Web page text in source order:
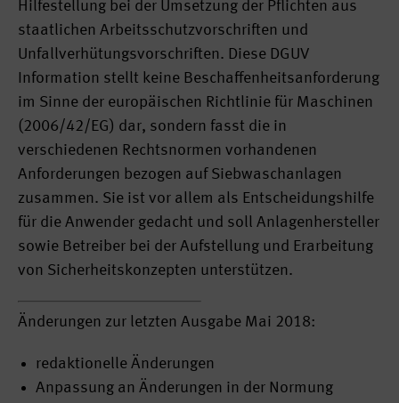
Hilfestellung bei der Umsetzung der Pflichten aus
staatlichen Arbeitsschutzvorschriften und
Unfallverhütungsvorschriften. Diese DGUV
Information stellt keine Beschaffenheitsanforderung
im Sinne der europäischen Richtlinie für Maschinen
(2006/42/EG) dar, sondern fasst die in
verschiedenen Rechtsnormen vorhandenen
Anforderungen bezogen auf Siebwaschanlagen
zusammen. Sie ist vor allem als Entscheidungshilfe
für die Anwender gedacht und soll Anlagenhersteller
sowie Betreiber bei der Aufstellung und Erarbeitung
von Sicherheitskonzepten unterstützen.
Änderungen zur letzten Ausgabe Mai 2018:
redaktionelle Änderungen
Anpassung an Änderungen in der Normung